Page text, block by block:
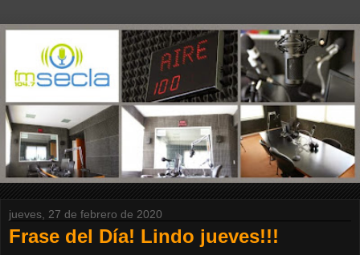
jueves, 27 de febrero de 2020
Frase del Día! Lindo jueves!!!